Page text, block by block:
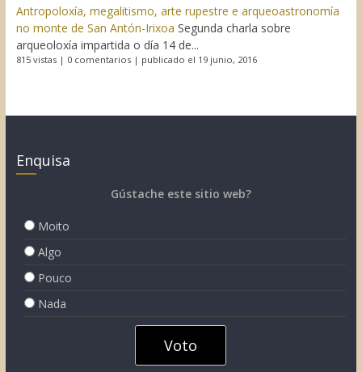
Antropoloxía, megalitismo, arte rupestre e arqueoastronomía
no monte de San Antón-Irixoa Segunda charla sobre
arqueoloxía impartida o día 14 de...
815 vistas| 0 comentarios| publicado el 19 junio, 2016
Enquisa
Gústache este sitio web?
Moito
Algo
Pouco
Nada